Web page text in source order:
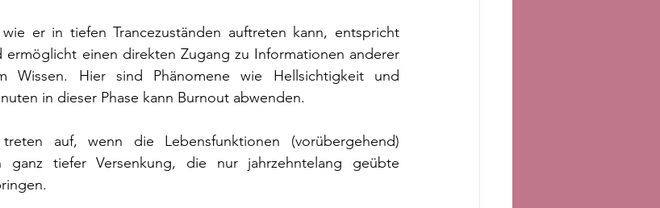
er in tiefen Trancezuständen auftreten kann, entspricht
ermöglicht einen direkten Zugang zu Informationen anderer
Wissen. Hier sind Phänomene wie Hellsichtigkeit und
in dieser Phase kann Burnout abwenden.
auf, wenn die Lebensfunktionen (vorübergehend)
tiefer Versenkung, die nur jahrzehntelang geübte